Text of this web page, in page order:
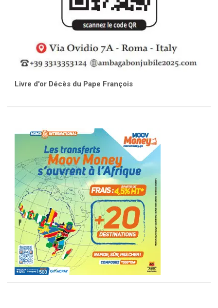
Livre d'or Décès du Pape François